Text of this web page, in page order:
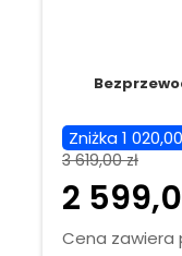
Zniżka 1
3 619,00 zł
2
Cena zawiera